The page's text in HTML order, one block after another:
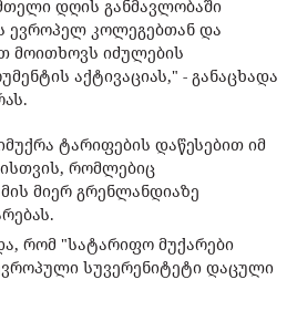
დღის განმავლობაში
ევროპელ კოლეგებთან და
მოითხოვს იძულების
აქტივაციას," - განაცხადა
ტარიფების დაწესებით იმ
რომლებიც
მიერ გრენლანდიაზე
რომ "სატარიფო მუქარები
სუვერენიტეტი დაცული